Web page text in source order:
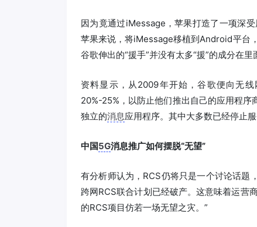
因为竟通过iMessage，苹果打造了一项深
苹果来说，将iMessage移植到Android平台
谷歌伸出的“援手”并没有太多“援”的成分在里
资料显示，从2009年开始，谷歌便向无
20%-25%，以防止他们推出自己的应用程
独立的消息应用程序。其中大多数已经停止服
中国5G消息推广如何摆脱“无望”
有分析师认为，RCS仍将只是一个讨论话
跨网RCS联合计划已经破产。这意味着运营
的RCS项目仿若一场无望之灾。”